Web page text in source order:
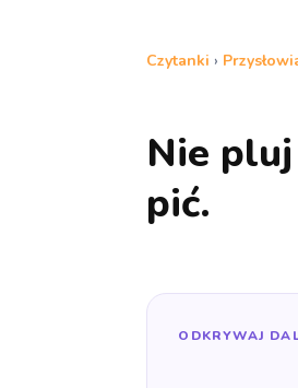
Czytanki ›
Nie
pić.
ODKRYWAJ